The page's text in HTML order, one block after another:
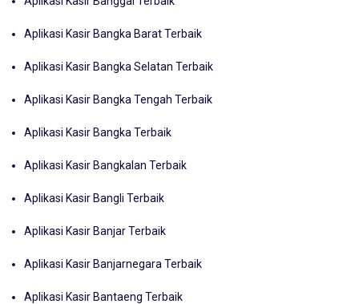
Aplikasi Kasir Bangka Barat Terbaik
Aplikasi Kasir Bangka Selatan Terbaik
Aplikasi Kasir Bangka Tengah Terbaik
Aplikasi Kasir Bangka Terbaik
Aplikasi Kasir Bangkalan Terbaik
Aplikasi Kasir Bangli Terbaik
Aplikasi Kasir Banjar Terbaik
Aplikasi Kasir Banjarnegara Terbaik
Aplikasi Kasir Bantaeng Terbaik